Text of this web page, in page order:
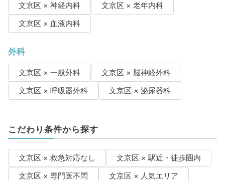
文京区 × 神経内科
文京区 × 老年内科
文京区 × 血液内科
外科
文京区 × 一般外科
文京区 × 脳神経外科
文京区 × 呼吸器外科
文京区 × 泌尿器科
こだわり条件から探す
文京区 × 救急対応なし
文京区 × 駅近・徒歩圏内
文京区 × 専門医不問
文京区 × 人気エリア